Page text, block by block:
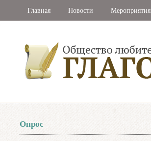
Главная Новости Мероприятия
Опрос